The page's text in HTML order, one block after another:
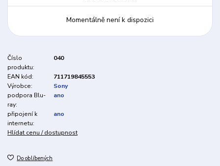
Momentálně není k dispozici
Číslo
produktu:
040
EAN kód:
711719845553
Výrobce:
Sony
podpora Blu-
ray:
ano
připojení k
internetu:
ano
Hlídat cenu / dostupnost
Do oblíbených